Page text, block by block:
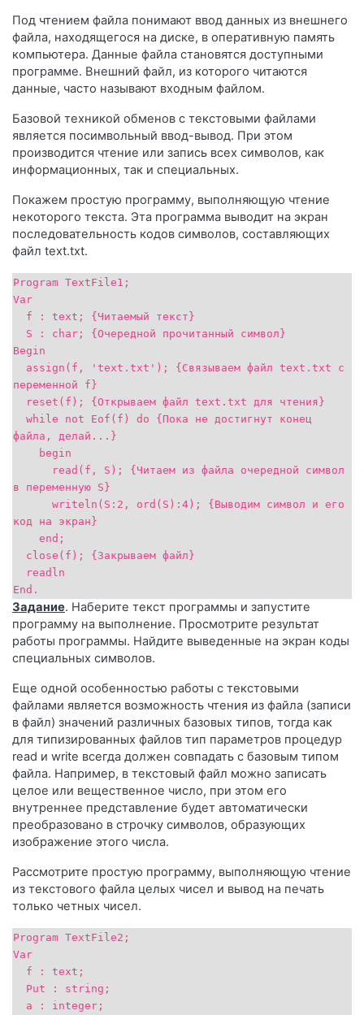
Под чтением файла понимают ввод данных из внешнего
файла, находящегося на диске, в оперативную память
компьютера. Данные файла становятся доступными
программе. Внешний файл, из которого читаются
данные, часто называют входным файлом.
Базовой техникой обменов с текстовыми файлами
является посимвольный ввод-вывод. При этом
производится чтение или запись всех символов, как
информационных, так и специальных.
Покажем простую программу, выполняющую чтение
некоторого текста. Эта программа выводит на экран
последовательность кодов символов, составляющих
файл text.txt.
Program TextFile1;
Var
f : text; {Читаемый текст}
S : char; {Очередной прочитанный символ}
Begin
assign(f, 'text.txt'); {Связываем файл text.txt с
переменной f}
reset(f); {Открываем файл text.txt для чтения}
while not Eof(f) do {Пока не достигнут конец
файла, делай...}
begin
read(f, S); {Читаем из файла очередной символ
в переменную S}
writeln(S:2, ord(S):4); {Выводим символ и его
код на экран}
end;
close(f); {Закрываем файл}
readln
End.
Задание. Наберите текст программы и запустите
программу на выполнение. Просмотрите результат
работы программы. Найдите выведенные на экран коды
специальных символов.
Еще одной особенностью работы с текстовыми
файлами является возможность чтения из файла (записи
в файл) значений различных базовых типов, тогда как
для типизированных файлов тип параметров процедур
read и write всегда должен совпадать с базовым типом
файла. Например, в текстовый файл можно записать
целое или вещественное число, при этом его
внутреннее представление будет автоматически
преобразовано в строчку символов, образующих
изображение этого числа.
Рассмотрите простую программу, выполняющую чтение
из текстового файла целых чисел и вывод на печать
только четных чисел.
Program TextFile2;
Var
f : text;
Put : string;
a : integer;